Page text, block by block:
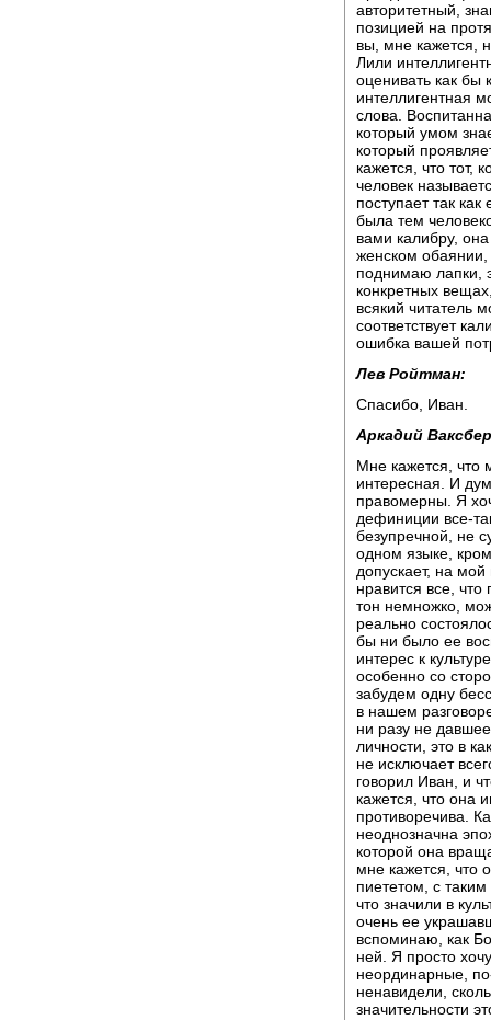
авторитетный,
позицией на
вы, мне кажется,
Лили
оценивать как бы
интеллигентная
слова.
который умом
который
кажется, что тот,
человек
поступает так
была тем
вами калибру,
женском обаянии,
поднимаю лапки,
конкретных
всякий читатель
соответствует
ошибка вашей
Лев Ройтман:
Спасибо, Иван.
Аркадий
Мне кажется, что
интересная. И
правомерны. Я
дефиниции все-
безупречной, не
одном языке,
допускает, на
нравится все, что
тон немножко,
реально
бы ни было ее
интерес к
особенно со
забудем одну
в нашем
ни разу не
личности, это в
не исключает
говорил Иван, и
кажется, что она
противоречива.
неоднозначна
которой она
мне кажется, что
пиететом, с
что значили в
очень ее
вспоминаю, как
ней. Я просто
неординарные,
ненавидели,
значительности